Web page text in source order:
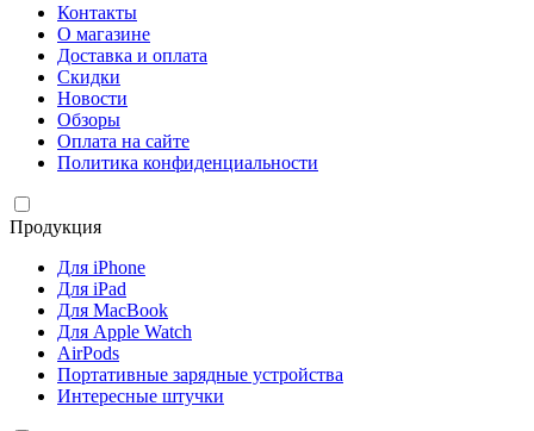
Контакты
О магазине
Доставка и оплата
Скидки
Новости
Обзоры
Оплата на сайте
Политика конфиденциальности
Продукция
Для iPhone
Для iPad
Для MacBook
Для Apple Watch
AirPods
Портативные зарядные устройства
Интересные штучки